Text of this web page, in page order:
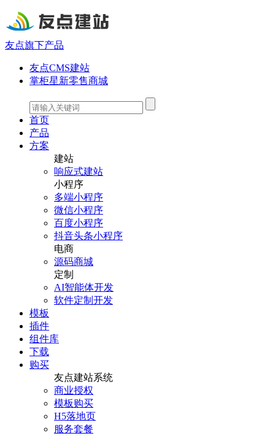
友点旗下产品
友点CMS建站
掌柜星新零售商城
首页
产品
方案
建站
响应式建站
小程序
多端小程序
微信小程序
百度小程序
抖音头条小程序
电商
源码商城
定制
AI智能体开发
软件定制开发
模板
插件
组件库
下载
购买
友点建站系统
商业授权
模板购买
H5落地页
服务套餐